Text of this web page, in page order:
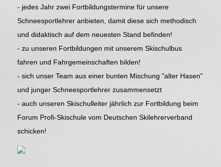
- jedes Jahr zwei Fortbildungstermine für unsere
Schneesportlehrer anbieten, damit diese sich methodisch
und didaktisch auf dem neuesten Stand befinden!
- zu unseren Fortbildungen mit unserem Skischulbus
fahren und Fahrgemeinschaften bilden!
- sich unser Team aus einer bunten Mischung "alter Hasen"
und junger Schneesportlehrer zusammensetzt
- auch unseren Skischulleiter jährlich zur Fortbildung beim
Forum Profi-Skischule vom Deutschen Skilehrerverband
schicken!